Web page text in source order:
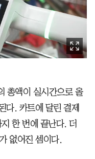
총액이 실시간으로 올
다. 카트에 달린 결제
한 번에 끝난다. 더
없어진 셈이다.